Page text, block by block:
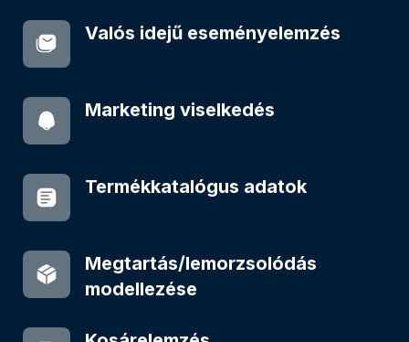
Valós idejű eseményelemzés
Marketing viselkedés
Termékkatalógus adatok
Megtartás/lemorzsolódás
modellezése